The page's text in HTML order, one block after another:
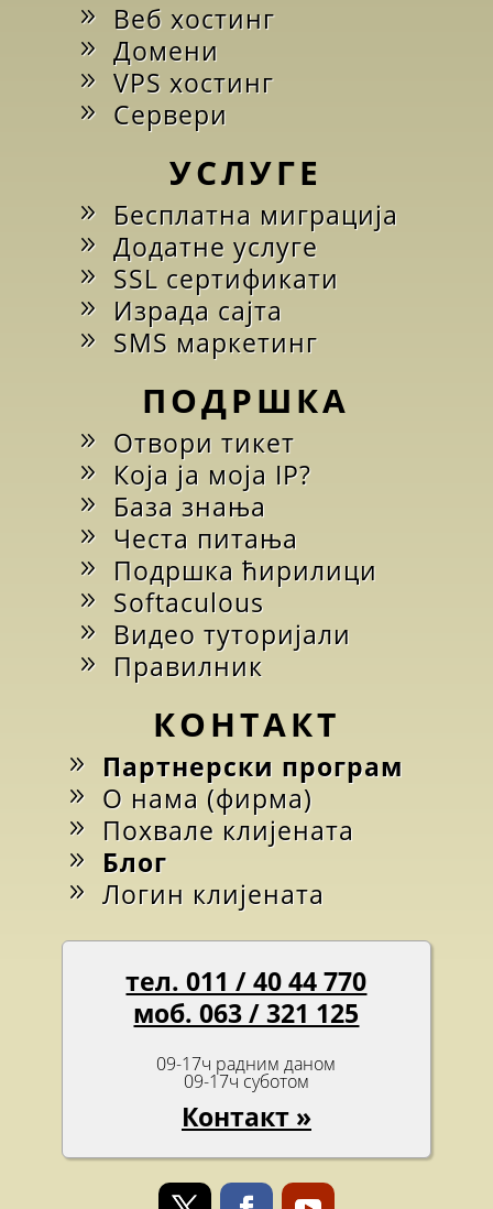
Веб хостинг
Домени
VPS хостинг
Сервери
УСЛУГЕ
Бесплатна миграција
Додатне услуге
SSL сертификати
Израда сајта
SMS маркетинг
ПОДРШКА
Отвори тикет
Која ја моја IP?
База знања
Честа питања
Подршка ћирилици
Softaculous
Видео туторијали
Правилник
КОНТАКТ
Партнерски програм
О нама (фирма)
Похвале клијената
Блог
Логин клијената
тел. 011 / 40 44 770
моб. 063 / 321 125
09-17ч радним даном
09-17ч суботом
Контакт »